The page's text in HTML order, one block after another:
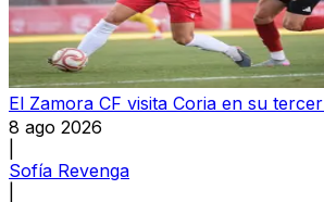
El Zamora CF visita Coria en su
8 ago 2026
Sofía Revenga